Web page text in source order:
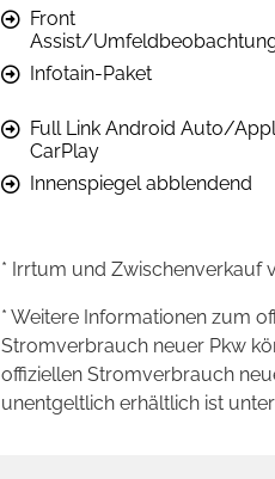
Front
Assist/
Infotain-Paket
Full Link Android Auto/
CarPlay
Innenspiegel abblendend
* Irrtum und Zwischenverkauf
* Weitere Informationen zum
Stromverbrauch neuer Pkw
offiziellen Stromverbrauch
unentgeltlich erhältlich ist